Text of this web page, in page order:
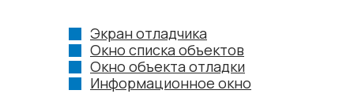
Экран отладчика
Окно списка объектов
Окно объекта отладки
Информационное окно